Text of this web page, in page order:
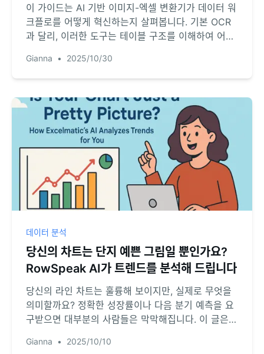
이 가이드는 AI 기반 이미지-엑셀 변환기가 데이터 워
크플로를 어떻게 혁신하는지 살펴봅니다. 기본 OCR
과 달리, 이러한 도구는 테이블 구조를 이해하여 어떤
으로써 지루한 수동 데이터 입력을 영원히 종료시킵니
다.
Gianna • 2025/10/30
데이터 분석
당신의 차트는 단지 예쁜 그림일 뿐인가요?
RowSpeak AI가 트렌드를 분석해 드립니다
당신의 라인 차트는 훌륭해 보이지만, 실제로 무엇을
의미할까요? 정확한 성장률이나 다음 분기 예측을 요
구받으면 대부분의 사람들은 막막해집니다. 이 글은
작동하여 그런 어려운 질문에 답하는지 보여줍니다.
Gianna • 2025/10/10